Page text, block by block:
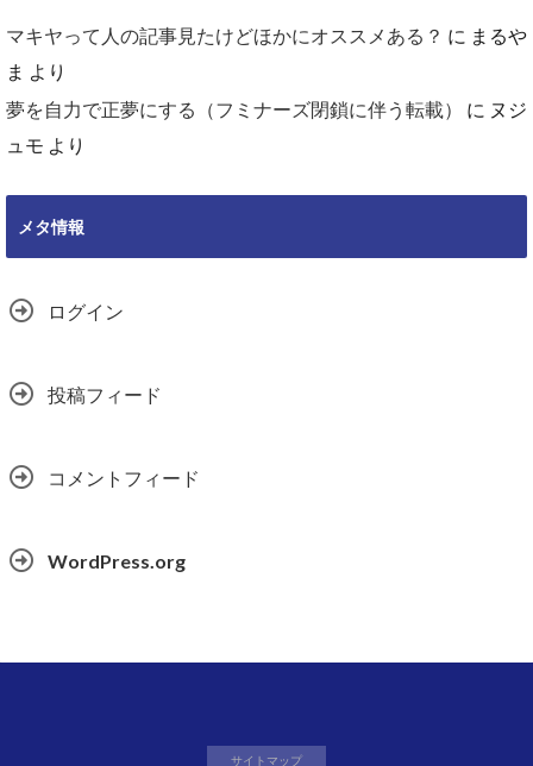
マキヤって人の記事見たけどほかにオススメある？ に まるや
ま より
夢を自力で正夢にする（フミナーズ閉鎖に伴う転載）
に ヌジ
ュモ より
メタ情報
ログイン
投稿フィード
コメントフィード
WordPress.org
サイトマップ